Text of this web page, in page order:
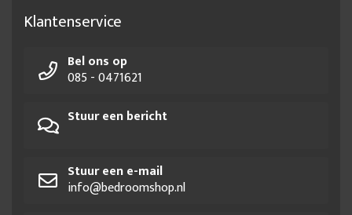
Klantenservice
Bel ons op
085 - 0471621
Stuur een bericht
Stuur een e-mail
info@bedroomshop.nl